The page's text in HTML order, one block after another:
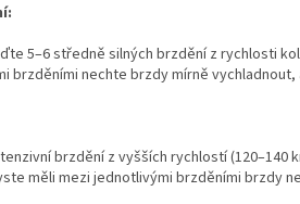
5–6 středně silných brzdění z rychlosti
brzděními nechte brzdy mírně
brzdění z vyšších rychlostí (120–140
měli mezi jednotlivými brzděními brzdy